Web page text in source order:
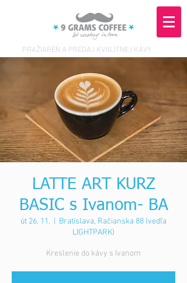
PRAŽIAREŇ A PREDAJ KVALITNEJ KÁVY
LATTE ART KURZ
BASIC s Ivanom- BA
út 26. 11.
Bratislava, Račianska 88 (vedľa
LIGHTPARK)
Kreslenie do kávy s Ivanom